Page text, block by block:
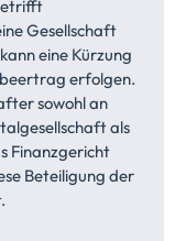
Gesellschaft
eine Kürzung
erfolgen.
sowohl an
als
Finanzgericht
Beteiligung der